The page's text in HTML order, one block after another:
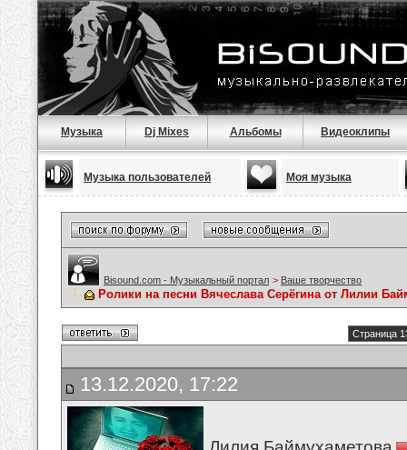
Музыка Dj Mixes Альбомы Видеоклипы
Музыка пользователей Моя музыка
Bisound.com - Музыкальный портал > Ваше творчество
Ролики на песни Вячеслава Серёгина от Лилии
Страница
13.12.2020, 17:22